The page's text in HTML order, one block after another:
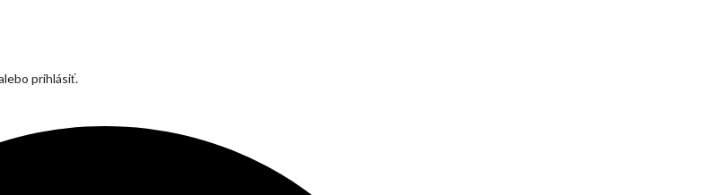
prihlásiť.